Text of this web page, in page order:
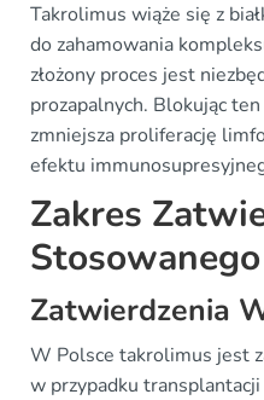
Takrolimus wiąże się z
do zahamowania
złożony proces jest
prozapalnych. Blokując
zmniejsza proliferację
efektu
Zakres
Zatwierdzenia
W Polsce takrolimus jest
w przypadku